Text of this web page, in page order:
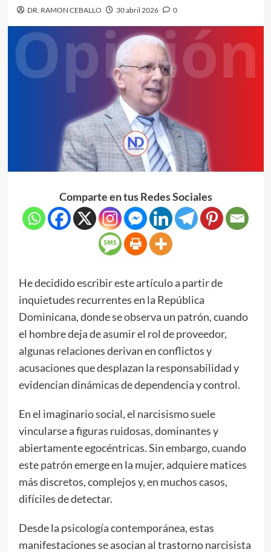
DR. RAMON CEBALLO 30 abril 2026 0
Comparte en tus Redes Sociales
He decidido escribir este artículo a partir de
inquietudes recurrentes en la República
Dominicana, donde se observa un patrón, cuando
el hombre deja de asumir el rol de proveedor,
algunas relaciones derivan en conflictos y
acusaciones que desplazan la responsabilidad y
evidencian dinámicas de dependencia y control.
En el imaginario social, el narcisismo suele
vincularse a figuras ruidosas, dominantes y
abiertamente egocéntricas. Sin embargo, cuando
este patrón emerge en la mujer, adquiere matices
más discretos, complejos y, en muchos casos,
difíciles de detectar.
Desde la psicología contemporánea, estas
manifestaciones se asocian al trastorno narcisista